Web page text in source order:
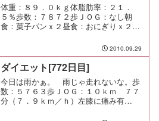
体重：８９．０ｋｇ体脂肪率：２１．
５％歩数：７８７２歩ＪＯＧ：なし朝
食：菓子パンｘ２昼食：おにぎりｘ２、
の月＠渋谷）間食：メモ：今日は疲弊し
たな。 疲れたな。 色々停滞してるけ
ど頑張ってみるか。
2010.09.29
ダイエット[772日目]
今日は雨かぁ。 雨じゃ走れないな。歩
数：５７６３歩ＪＯＧ：１０ｋｍ ７７
分（７．９ｋｍ／ｈ）左膝に痛み有